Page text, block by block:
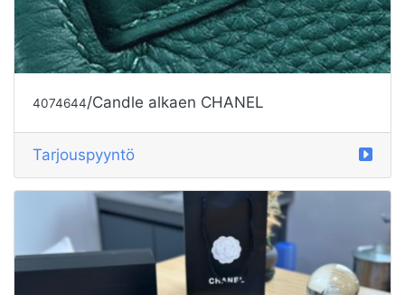
4074644/Candle alkaen CHANEL
Tarjouspyyntö